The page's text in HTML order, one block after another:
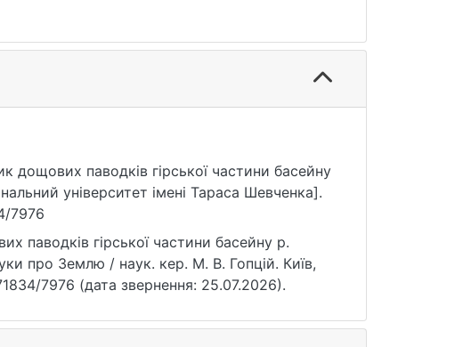
дощових паводків гірської частини басейну
університет імені Тараса Шевченка].
7976
паводків гірської частини басейну р.
про Землю / наук. кер. М. В. Гопцій. Київ,
7976 (дата звернення: 25.07.2026).